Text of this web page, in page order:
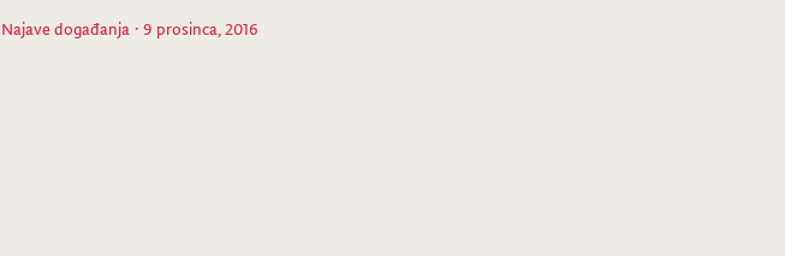
Najave događanja · 9 prosinca, 2016